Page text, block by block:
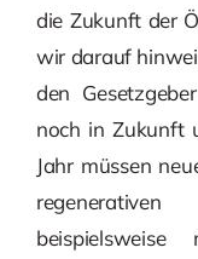
die Zukunft der
wir darauf
den
noch in Zukunft
Jahr müssen